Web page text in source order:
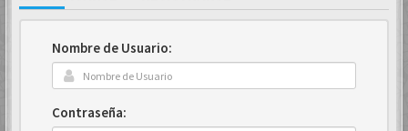
Nombre de Usuario:
Contraseña: